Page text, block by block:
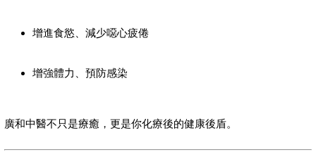
增進食慾、減少噁心疲倦
增強體力、預防感染
廣和中醫不只是療癒，更是你化療後的健康後盾。